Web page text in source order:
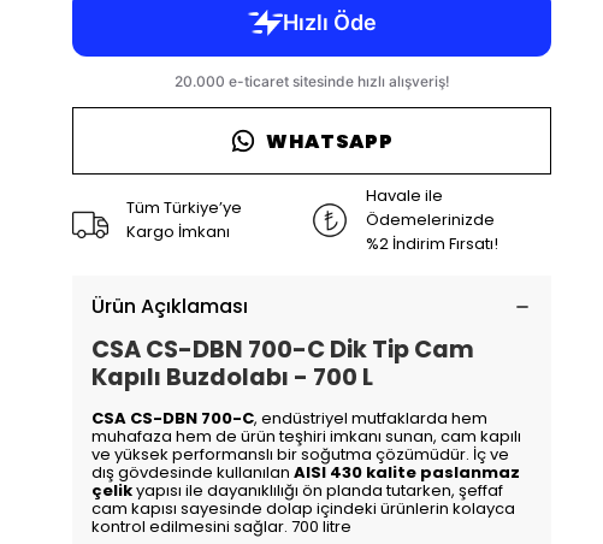
WHATSAPP
Tüm Türkiye’ye
Kargo İmkanı
Havale ile
Ödemelerinizde
%2 İndirim Fırsatı!
Ürün Açıklaması
CSA CS-DBN 700-C Dik Tip Cam
Kapılı Buzdolabı - 700 L
CSA CS-DBN 700-C, endüstriyel mutfaklarda hem
muhafaza hem de ürün teşhiri imkanı sunan, cam kapılı
ve yüksek performanslı bir soğutma çözümüdür. İç ve
dış gövdesinde kullanılanAISI 430 kalite paslanmaz
çelikyapısı ile dayanıklılığı ön planda tutarken, şeffaf
cam kapısı sayesinde dolap içindeki ürünlerin kolayca
kontrol edilmesini sağlar. 700 litre